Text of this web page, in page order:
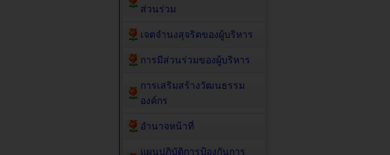
ส่วนร่วม
เจตจำนงสุจริตของผู้บริหาร
การมีส่วนร่วมของผู้บริหาร
การเสริมสร้างวัฒนธรรม
องค์กร
อำนาจหน้าที่
แผนปฏิบัติการป้องกันการ